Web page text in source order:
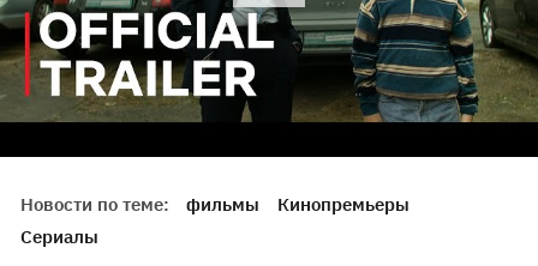
Новости по теме: фильмы
Кинопремьеры
Сериалы